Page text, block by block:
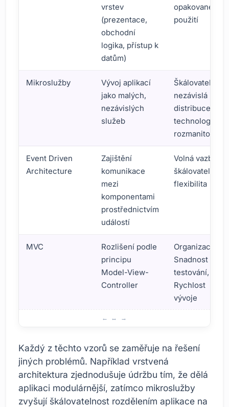
vrstev
(prezentace,
obchodní
logika, přístup k
datům)
opakované
použití
Mikroslužby
Vývoj aplikací
jako malých,
nezávislých
služeb
Škálovatelnost,
nezávislá
distribuce,
technologická
rozmanitost
Event Driven
Architecture
Zajištění
komunikace
mezi
komponentami
prostřednictvím
událostí
Volná vazba,
škálovatelnost,
flexibilita
MVC
Rozlišení podle
principu
Model-View-
Controller
Organizace,
Snadnost
testování,
Rychlost
vývoje
Každý z těchto vzorů se zaměřuje na řešení
jiných problémů. Například vrstvená
architektura zjednodušuje údržbu tím, že dělá
aplikaci modulárnější, zatímco mikroslužby
zvyšují škálovatelnost rozdělením aplikace na